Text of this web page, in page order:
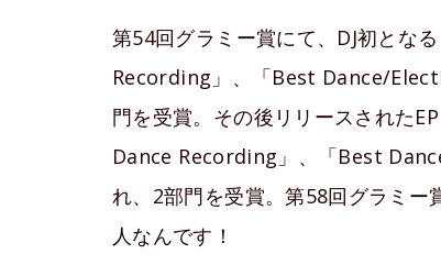
第54回グラミー賞にて、DJ初と
Recording」、「Best Dance/
門を受賞。その後リリースされた
Dance Recording」、「Best
れ、2部門を受賞。第58回グラミー
人なんです！